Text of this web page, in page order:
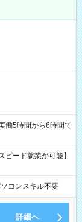
ード就業が可能】
コンスキル不要
詳細へ